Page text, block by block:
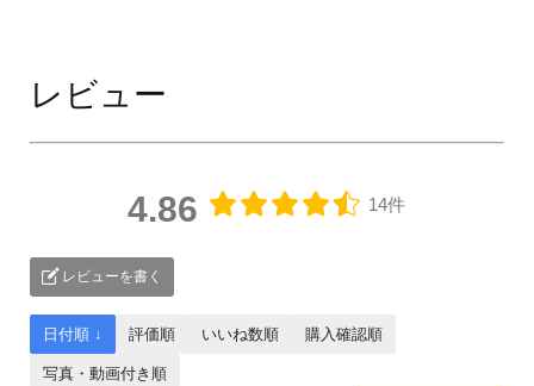
レビュー
4.86 14件
レビューを書く
日付順 ↓ 評価順 いいね数順 購入確認順
写真・動画付き順